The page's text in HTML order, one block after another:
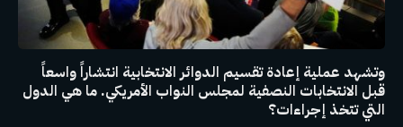
وتشهد عملية إعادة تقسيم الدوائر الانتخابية انتشاراً واسعاً
قبل الانتخابات النصفية لمجلس النواب الأمريكي. ما هي الدول
التي تتخذ إجراءات؟